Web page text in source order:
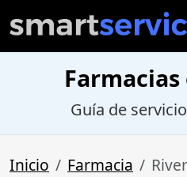
Guía de
Inicio Farmacia